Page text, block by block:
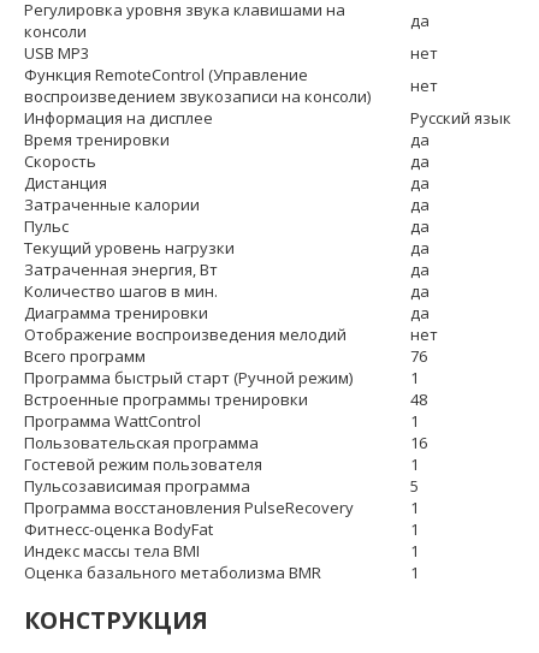
Регулировка уровня звука клавишами на
консоли
да
USB MP3
нет
Функция RemoteControl (Управление
воспроизведением звукозаписи на консоли)
нет
Информация на дисплее
Русский язык
Время тренировки
да
Скорость
да
Дистанция
да
Затраченные калории
да
Пульс
да
Текущий уровень нагрузки
да
Затраченная энергия, Вт
да
Количество шагов в мин.
да
Диаграмма тренировки
да
Отображение воспроизведения мелодий
нет
Всего программ
76
Программа быстрый старт (Ручной режим)
1
Встроенные программы тренировки
48
Программа WattControl
1
Пользовательская программа
16
Гостевой режим пользователя
1
Пульсозависимая программа
5
Программа восстановления PulseRecovery
1
Фитнесс-оценка BodyFat
1
Индекс массы тела BMI
1
Оценка базального метаболизма BMR
1
КОНСТРУКЦИЯ